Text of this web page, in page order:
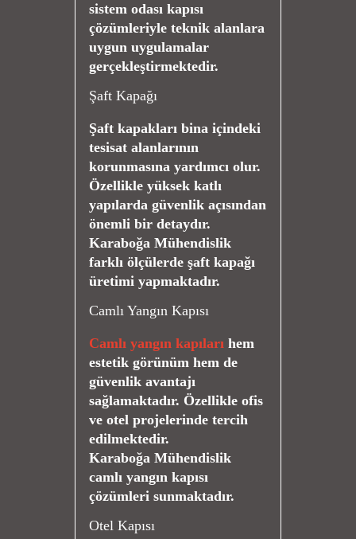
sistem odası kapısı
çözümleriyle teknik alanlara
uygun uygulamalar
gerçekleştirmektedir.
Şaft Kapağı
Şaft kapakları bina içindeki
tesisat alanlarının
korunmasına yardımcı olur.
Özellikle yüksek katlı
yapılarda güvenlik açısından
önemli bir detaydır.
Karaboğa Mühendislik
farklı ölçülerde şaft kapağı
üretimi yapmaktadır.
Camlı Yangın Kapısı
Camlı yangın kapıları hem
estetik görünüm hem de
güvenlik avantajı
sağlamaktadır. Özellikle ofis
ve otel projelerinde tercih
edilmektedir.
Karaboğa Mühendislik
camlı yangın kapısı
çözümleri sunmaktadır.
Otel Kapısı